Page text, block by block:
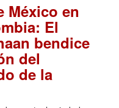
México en
El
bendice
del
de la